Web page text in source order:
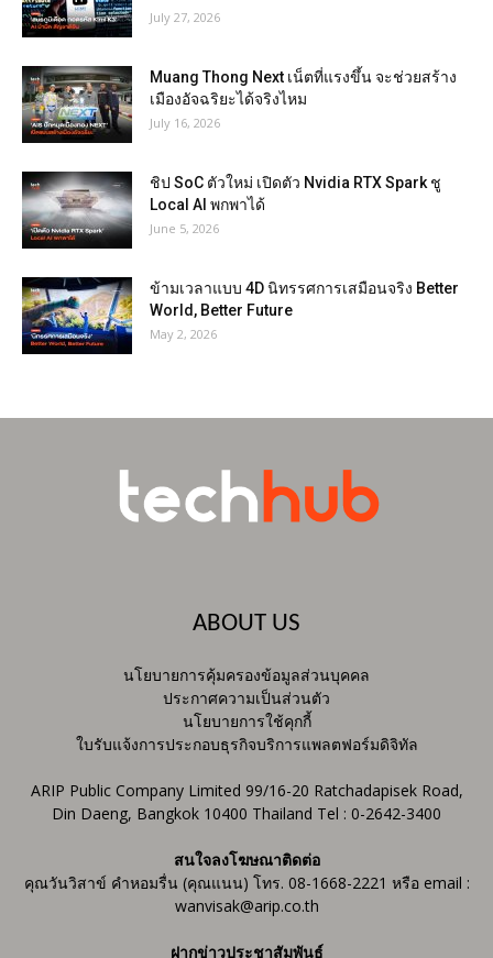
July 27, 2026
Muang Thong Next เน็ตที่แรงขึ้น จะช่วยสร้าง
เมืองอัจฉริยะได้จริงไหม
July 16, 2026
ชิป SoC ตัวใหม่ เปิดตัว Nvidia RTX Spark ชู
Local AI พกพาได้
June 5, 2026
ข้ามเวลาแบบ 4D นิทรรศการเสมือนจริง Better
World, Better Future
May 2, 2026
ABOUT US
นโยบายการคุ้มครองข้อมูลส่วนบุคคล
ประกาศความเป็นส่วนตัว
นโยบายการใช้คุกกี้
ใบรับแจ้งการประกอบธุรกิจบริการแพลตฟอร์มดิจิทัล
ARIP Public Company Limited 99/16-20 Ratchadapisek Road,
Din Daeng, Bangkok 10400 Thailand Tel : 0-2642-3400
สนใจลงโฆษณาติดต่อ
คุณวันวิสาข์ คำหอมรื่น (คุณแนน) โทร. 08-1668-2221 หรือ email :
wanvisak@arip.co.th
ฝากข่าวประชาสัมพันธ์